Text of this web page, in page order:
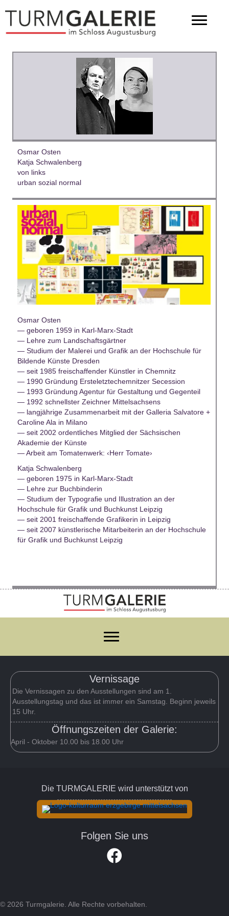
Osmar Osten
Katja Schwalenberg
von links
urban sozial normal
Osmar Osten
— geboren 1959 in Karl-Marx-Stadt
— Lehre zum Landschaftsgärtner
— Studium der Malerei und Grafik an der Hochschule für
Bildende Künste Dresden
— seit 1985 freischaffender Künstler in Chemnitz
— 1990 Gründung Ersteletztechemnitzer Secession
— 1993 Gründung Agentur für Gestaltung und Gegenteil
— 1992 schnellster Zeichner Mittelsachsens
— langjährige Zusammenarbeit mit der Galleria Salvatore +
Caroline Ala in Milano
— seit 2002 ordentliches Mitglied der Sächsischen
Akademie der Künste
— Arbeit am Tomatenwerk: ‹Herr Tomate›
Katja Schwalenberg
— geboren 1975 in Karl-Marx-Stadt
— Lehre zur Buchbinderin
— Studium der Typografie und Illustration an der
Hochschule für Grafik und Buchkunst Leipzig
— seit 2001 freischaffende Grafikerin in Leipzig
— seit 2007 künstlerische Mitarbeiterin an der Hochschule
für Grafik und Buchkunst Leipzig
Vernissage
Die Vernissagen zu den Ausstellungen sind am 1.
Ausstellungstag und das ist immer ein Samstag. Beginn jeweils
15 Uhr.
Öffnungszeiten der Galerie:
April - Oktober 10.00 bis 18.00 Uhr
Die TURMGALERIE wird unterstützt von
Folgen Sie uns
Link zum Facebook Account der
© 2026 Turmgalerie. Alle Rechte vorbehalten.